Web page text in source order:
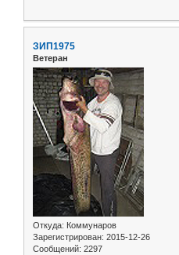
ЗИП1975
Ветеран
Откуда: Коммунаров
Зарегистрирован: 2015-12-26
Сообщений: 2297